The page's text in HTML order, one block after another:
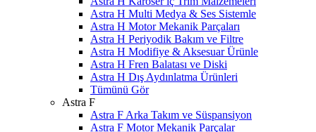
Astra H Multi Medya & Ses Sistemle
Astra H Motor Mekanik Parçaları
Astra H Periyodik Bakım ve Filtre
Astra H Modifiye & Aksesuar Ürünle
Astra H Fren Balatası ve Diski
Astra H Dış Aydınlatma Ürünleri
Tümünü Gör
Astra F
Astra F Arka Takım ve Süspansiyon
Astra F Motor Mekanik Parçalar